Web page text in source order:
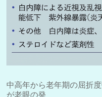
中高年から老年期の屈折
が老眼の発